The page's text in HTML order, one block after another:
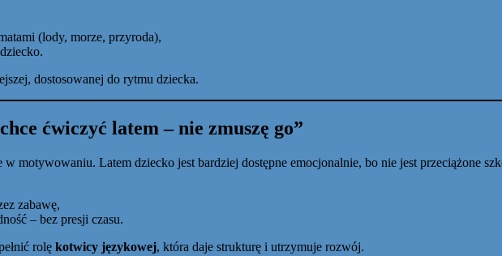
(lody, morze, przyroda),
dostosowanej do rytmu dziecka.
ćwiczyć latem – nie zmuszę go”
motywowaniu. Latem dziecko jest bardziej dostępne emocjonalnie, bo nie jest przeciążone
zabawę,
– bez presji czasu.
rolę kotwicy językowej, która daje strukturę i utrzymuje rozwój.